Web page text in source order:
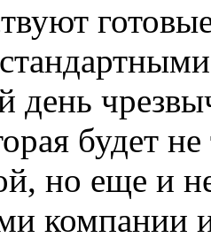
день
будет
но еще и
компании